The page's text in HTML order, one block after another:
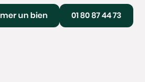
un bien 01 80 87 44 73